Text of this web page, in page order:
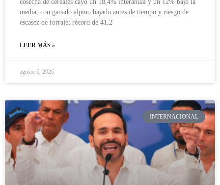
cosecha de cereales cayó un 18,4% interanual y un 12% bajo la
media, con ganado alpino bajado antes de tiempo y riesgo de
escasez de forraje; récord de 41,2
LEER MÁS »
agosto 6, 2026
INTERNACIONAL